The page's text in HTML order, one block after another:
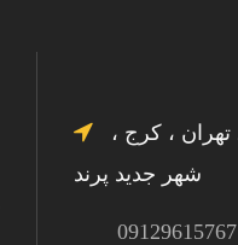
شهر جدید پرند
09129615767